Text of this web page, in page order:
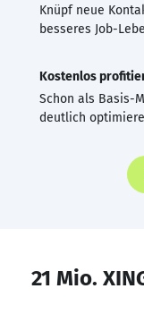
Knüpf neue
besseres Job-
Kostenlos
Schon als Basis-
deutlich
21 Mio.